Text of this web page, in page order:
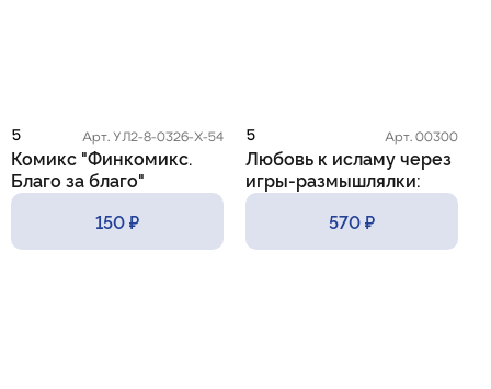
5 Арт. УЛ2-8-0326-Х-54
Комикс "Финкомикс.
Благо за благо"
150 ₽
5 Арт. 00300
Любовь к исламу через
игры-размышлялки:
практические приемы и
570 ₽